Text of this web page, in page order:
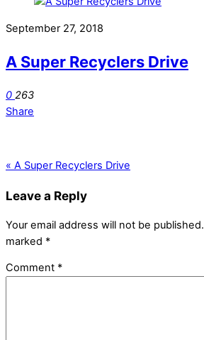
September 27, 2018
A Super Recyclers Drive
0 263
Share
« A Super Recyclers Drive
Leave a Reply
Your email address will not be published.
marked *
Comment *